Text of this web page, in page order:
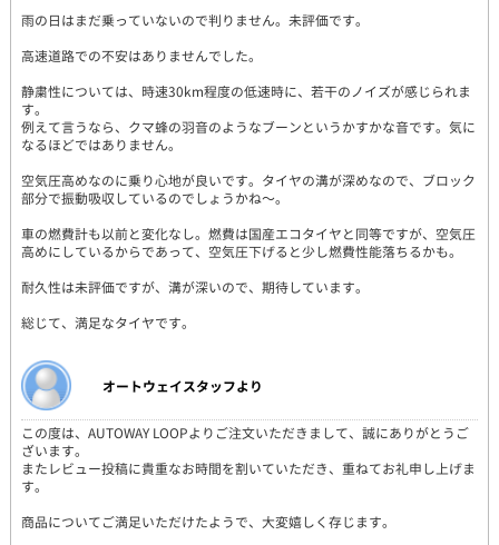
雨の日はまだ乗っていないので判りません。未評価です。
高速道路での不安はありませんでした。
静粛性については、時速30km程度の低速時に、若干のノイズが感じられま
す。
例えて言うなら、クマ蜂の羽音のようなブーンというかすかな音です。気に
なるほどではありません。
空気圧高めなのに乗り心地が良いです。タイヤの溝が深めなので、ブロック
部分で振動吸収しているのでしょうかね～。
車の燃費計も以前と変化なし。燃費は国産エコタイヤと同等ですが、空気圧
高めにしているからであって、空気圧下げると少し燃費性能落ちるかも。
耐久性は未評価ですが、溝が深いので、期待しています。
総じて、満足なタイヤです。
オートウェイスタッフより
この度は、AUTOWAY LOOPよりご注文いただきまして、誠にありがとうご
ざいます。
またレビュー投稿に貴重なお時間を割いていただき、重ねてお礼申し上げま
す。
商品についてご満足いただけたようで、大変嬉しく存じます。